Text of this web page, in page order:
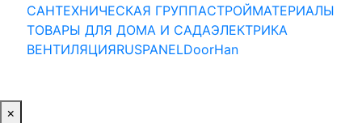
САНТЕХНИЧЕСКАЯ ГРУППАСТРОЙМАТЕРИАЛЫ
ТОВАРЫ ДЛЯ ДОМА И САДАЭЛЕКТРИКА
ВЕНТИЛЯЦИЯRUSPANELDoorHan
×